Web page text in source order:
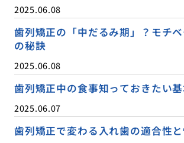
2025.06.08
歯列矯正の「中だるみ期」？モチ
の秘訣
2025.06.08
歯列矯正中の食事知っておきたい
2025.06.07
歯列矯正で変わる入れ歯の適合性